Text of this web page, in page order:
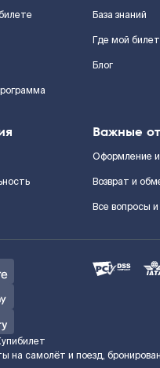
База знаний
Где мой билет
Блог
Важные
Оформление и
Возврат и
Все вопросы
на самолёт и поезд,